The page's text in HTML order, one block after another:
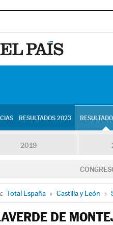
RESULTADOS 2023
2019
Total España » Castilla y León »
DE